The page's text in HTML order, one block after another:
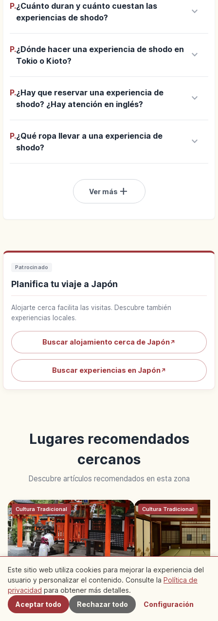
P.¿Cuánto duran y cuánto cuestan las
experiencias de shodo?
keyboard_arrow_down
P.¿Dónde hacer una experiencia de shodo en
Tokio o Kioto?
keyboard_arrow_down
P.¿Hay que reservar una experiencia de
shodo? ¿Hay atención en inglés?
keyboard_arrow_down
P.¿Qué ropa llevar a una experiencia de
shodo?
keyboard_arrow_down
Ver más add
Patrocinado
Planifica tu viaje a Japón
Alojarte cerca facilita las visitas. Descubre también
experiencias locales.
Buscar alojamiento cerca de Japón↗
Buscar experiencias en Japón↗
Lugares recomendados
cercanos
Descubre artículos recomendados en esta zona
Cultura Tradicional
Cómo Visitar un Santuario
Sintoísta en Japón: Pasos y
Normas
Cultura Tradicional
Tatami en Japón:
Cercanos
Este sitio web utiliza cookies para mejorar la experiencia del
usuario y personalizar el contenido. Consulte la Política de
privacidad para obtener más detalles.
Aceptar todo
Rechazar todo Configuración